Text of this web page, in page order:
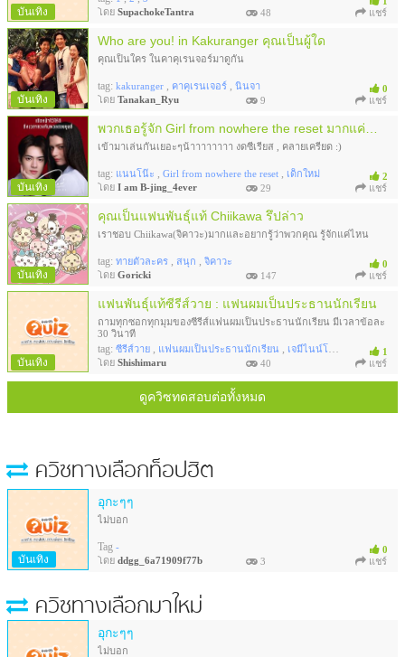
โดย SupachokeTantra 48 แชร์
บันเทิง
Who are you! in Kakuranger คุณเป็นผู้ใด
0
คุณเป็นใคร ในคาคุเรนจอร์มาดูกัน
tag: kakuranger , คาคุเรนเจอร์ , นินจา
โดย Tanakan_Ryu 9 แชร์
บันเทิง
2
เข้ามาเล่นกันเยอะๆน้าาาาาาาา งดซีเรียส , คลายเครียด :)
tag: แนนโน๊ะ , Girl from nowhere the reset , เด็กใหม่
โดย I am B-jing_4ever 29 แชร์
บันเทิง
คุณเป็นแฟนพันธุ์แท้ Chiikawa รึปล่าว
0
เราชอบ Chiikawa(จิคาวะ)มากและอยากรู้ว่าพวกคุณ รู้จักแค่ไหน
tag: ทายตัวละคร , สนุก , จิคาวะ
โดย Goricki 147 แชร์
บันเทิง
แฟนพันธุ์แท้ซีรีส์วาย : แฟนผมเป็นประธานนักเรียน
1
ถามทุกซอกทุกมุมของซีรีส์แฟนผมเป็นประธานนักเรียน มีเวลาข้อละ
30 วินาที
tag: ซีรีส์วาย , แฟนผมเป็นประธานนักเรียน , เจมีไนน์โฟร์ท
โดย Shishimaru 40 แชร์
บันเทิง
ดูควิซทดสอบต่อทั้งหมด
ควิซทางเลือกท็อปฮิต
อุกะๆๆ
0
ไม่บอก
Tag -
โดย ddgg_6a71909f77b 3 แชร์
บันเทิง
ควิซทางเลือกมาใหม่
อุกะๆๆ
ไม่บอก